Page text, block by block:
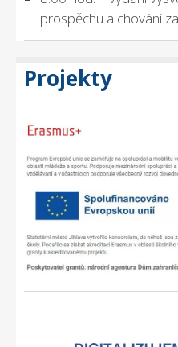
prospěchu a chování
Projekty